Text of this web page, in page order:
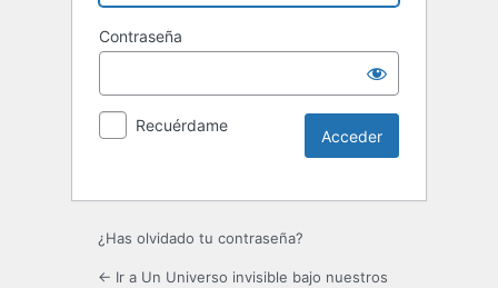
Contraseña
Recuérdame
¿Has olvidado tu contraseña?
← Ir a Un Universo invisible bajo nuestros